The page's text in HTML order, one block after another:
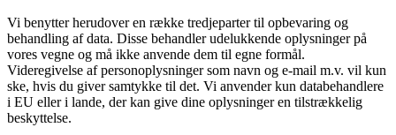
Vi benytter herudover en række tredjeparter til opbevaring og
behandling af data. Disse behandler udelukkende oplysninger på
vores vegne og må ikke anvende dem til egne formål.
Videregivelse af personoplysninger som navn og e-mail m.v. vil kun
ske, hvis du giver samtykke til det. Vi anvender kun databehandlere
i EU eller i lande, der kan give dine oplysninger en tilstrækkelig
beskyttelse.